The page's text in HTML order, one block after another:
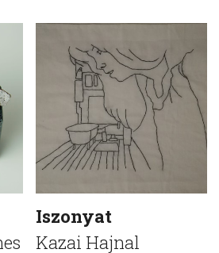
Iszonyat
Kazai Hajnal